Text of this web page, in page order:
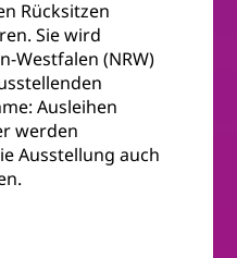
Rücksitzen
Sie wird
Westfalen (NRW)
Ausleihen
werden
Ausstellung auch